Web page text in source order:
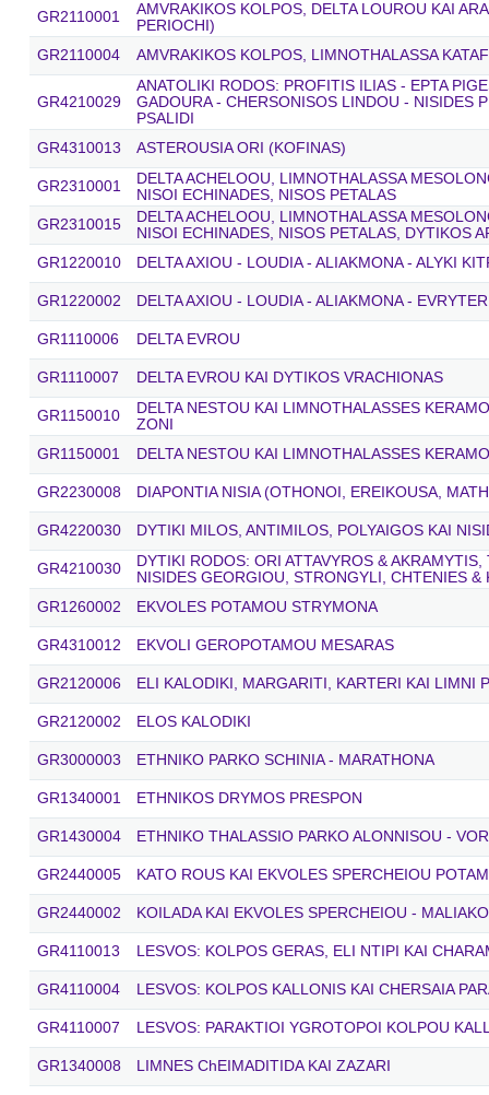
GR2110001
AMVRAKIKOS KOLPOS, DELTA LOUROU KAI
PERIOCHI)
GR2110004
AMVRAKIKOS KOLPOS, LIMNOTHALASSA
GR4210029
ANATOLIKI RODOS: PROFITIS ILIAS - EPTA
GADOURA - CHERSONISOS LINDOU - NISIDES
PSALIDI
GR4310013
ASTEROUSIA ORI (KOFINAS)
GR2310001
DELTA ACHELOOU, LIMNOTHALASSA
NISOI ECHINADES, NISOS PETALAS
GR2310015
DELTA ACHELOOU, LIMNOTHALASSA
NISOI ECHINADES, NISOS PETALAS, DYTIKOS
GR1220010
DELTA AXIOU - LOUDIA - ALIAKMONA - ALYKI
GR1220002 DELTA AXIOU - LOUDIA - ALIAKMONA -
GR1110006 DELTA EVROU
GR1110007 DELTA EVROU KAI DYTIKOS VRACHIONAS
GR1150010
DELTA NESTOU KAI LIMNOTHALASSES
ZONI
GR1150001
DELTA NESTOU KAI LIMNOTHALASSES
GR2230008 DIAPONTIA NISIA (OTHONOI, EREIKOUSA,
GR4220030 DYTIKI MILOS, ANTIMILOS, POLYAIGOS KAI
GR4210030
DYTIKI RODOS: ORI ATTAVYROS &
NISIDES GEORGIOU, STRONGYLI, CHTENIES &
GR1260002
EKVOLES POTAMOU STRYMONA
GR4310012 EKVOLI GEROPOTAMOU MESARAS
GR2120006 ELI KALODIKI, MARGARITI, KARTERI KAI LIMNI
GR2120002 ELOS KALODIKI
GR3000003 ETHNIKO PARKO SCHINIA - MARATHONA
GR1340001 ETHNIKOS DRYMOS PRESPON
GR1430004 ETHNIKO THALASSIO PARKO ALONNISOU -
GR2440005 KATO ROUS KAI EKVOLES SPERCHEIOU
GR2440002 KOILADA KAI EKVOLES SPERCHEIOU -
GR4110013 LESVOS: KOLPOS GERAS, ELI NTIPI KAI
GR4110004 LESVOS: KOLPOS KALLONIS KAI CHERSAIA
GR4110007 LESVOS: PARAKTIOI YGROTOPOI KOLPOU
GR1340008 LIMNES ChEIMADITIDA KAI ZAZARI